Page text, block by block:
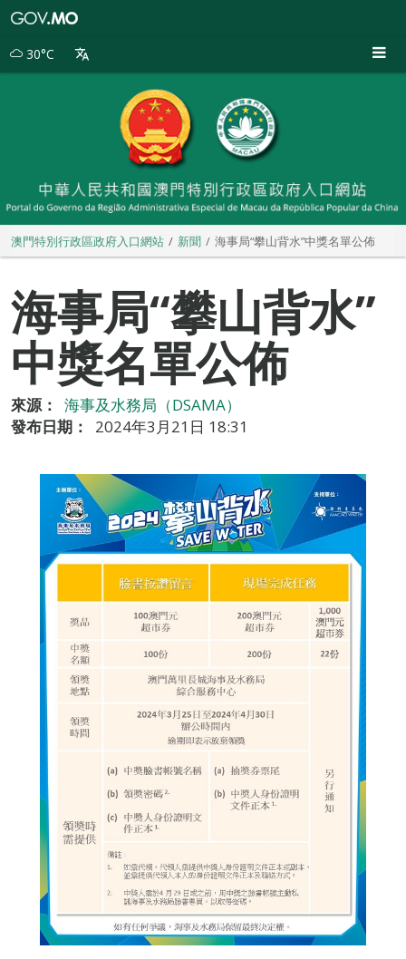
別
30°C
澳門特別行政區政府入口網站 新聞 海事局“攀山背水”中獎名單公佈
海事局“攀山背水”
中獎名單公佈
來源：
海事及水務局（DSAMA）
發布日期：
2024年3月21日 18:31